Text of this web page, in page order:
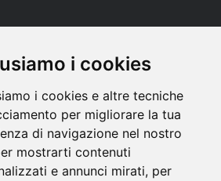
i cookies
i cookies e altre tecniche
per migliorare la tua
di navigazione nel nostro
mostrarti contenuti
e annunci mirati, per
CONTATTACI